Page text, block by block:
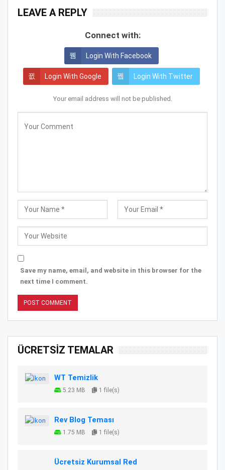
LEAVE A REPLY
Connect with:
Login With Facebook
Login With Google Login With Twitter
Your email address will not be published.
Save my name, email, and website in this browser for the
next time I comment.
ÜCRETSİZ TEMALAR
WT Temizlik
5.23 MB 1 file(s)
Rev Blog Teması
1.75 MB 1 file(s)
Ücretsiz Kurumsal Red